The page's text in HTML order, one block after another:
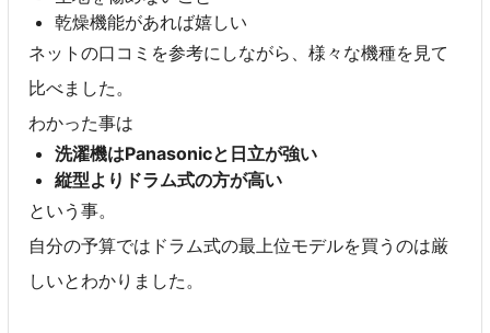
乾燥機能があれば嬉しい
ネットの口コミを参考にしながら、様々な機種を見て
比べました。
わかった事は
洗濯機はPanasonicと日立が強い
縦型よりドラム式の方が高い
という事。
自分の予算ではドラム式の最上位モデルを買うのは厳
しいとわかりました。